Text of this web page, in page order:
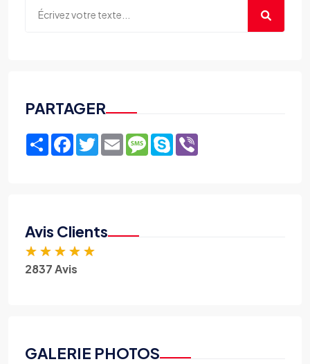
PARTAGER
ShareFacebook
TwitterEmailMessage
Skype
Avis Clients
★ ★ ★ ★ ★
2837 Avis
GALERIE PHOTOS